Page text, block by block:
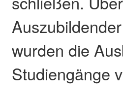
wurden die
Studiengänge